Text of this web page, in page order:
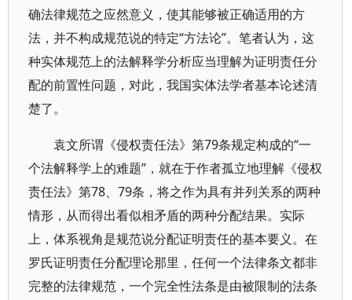
确法律规范之应然意义，使其能够被正确适用的方
法，并不构成规范说的特定“方法论”。笔者认为，这
种实体规范上的法解释学分析应当理解为证明责任分
配的前置性问题，对此，我国实体法学者基本论述清
楚了。
袁文所谓《侵权责任法》第79条规定构成的“一
个法解释学上的难题”，就在于作者孤立地理解《侵权
责任法》第78、79条，将之作为具有并列关系的两种
情形，从而得出看似相矛盾的两种分配结果。实际
上，体系视角是规范说分配证明责任的基本要义。在
罗氏证明责任分配理论那里，任何一个法律条文都非
完整的法律规范，一个完全性法条是由被限制的法条